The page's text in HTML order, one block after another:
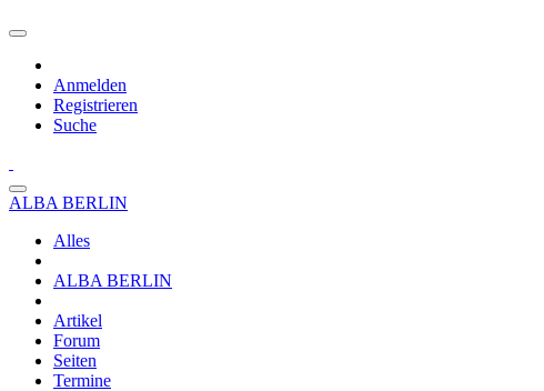
Anmelden
Registrieren
Suche
ALBA BERLIN
Alles
ALBA BERLIN
Artikel
Forum
Seiten
Termine